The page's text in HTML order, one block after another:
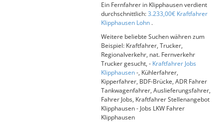
Ein Fernfahrer in Klipphausen verdient
durchschnittlich:3.233,00€ Kraftfahrer
Klipphausen Lohn .
Weitere beliebte Suchen währen zum
Beispiel: Kraftfahrer, Trucker,
Regionalverkehr, nat. Fernverkehr
Trucker gesucht, - Kraftfahrer Jobs
Klipphausen-, Kühlerfahrer,
Kipperfahrer, BDF-Brücke, ADR Fahrer
Tankwagenfahrer, Auslieferungsfahrer,
Fahrer Jobs, Kraftfahrer Stellenangebot
Klipphausen - Jobs LKW Fahrer
Klipphausen